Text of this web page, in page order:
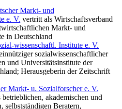
Markt- und
e. V. vertritt als Wirtschaftsverband
Markt- und
in Deutschland
wissenschaftl. Institute e. V.
sozialwissenschaftlicher
und Universitätsinstitute der
Herausgeberin der Zeitschrift
Markt- u. Sozialforscher e. V.
akademischen und
selbstständigen Beratern,